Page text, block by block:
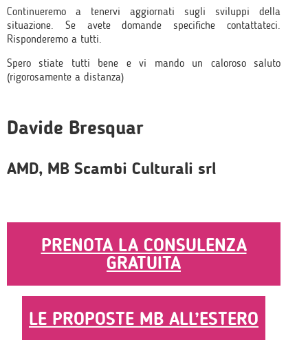
Continueremo a tenervi aggiornati sugli sviluppi della
situazione. Se avete domande specifiche contattateci.
Risponderemo a tutti.
Spero stiate tutti bene e vi mando un caloroso saluto
(rigorosamente a distanza)
Davide Bresquar
AMD, MB Scambi Culturali srl
PRENOTA LA CONSULENZA
GRATUITA
LE PROPOSTE MB ALL’ESTERO